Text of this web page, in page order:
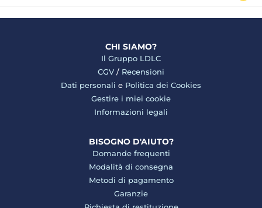
CHI SIAMO?
Il Gruppo LDLC
CGV / Recensioni
Dati personali e Politica dei Cookies
Gestire i miei cookie
Informazioni legali
BISOGNO D'AIUTO?
Domande frequenti
Modalità di consegna
Metodi di pagamento
Garanzie